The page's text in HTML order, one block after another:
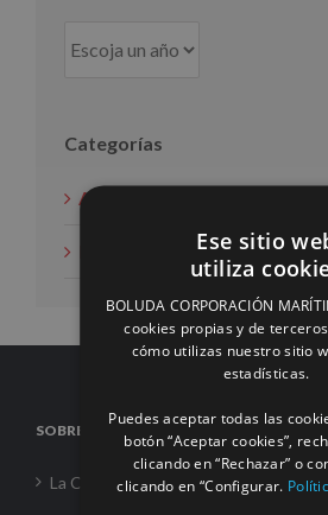
Categorías
Acción social
SOBRE NOSOTROS
La Corporación
Ese sitio
utiliza
BOLUDA CORPORACIÓN
cookies propias y de
cómo utilizas nuestro sitio
estadísticas.
Puedes aceptar todas las
botón “Aceptar cookies”,
clicando en “Rechazar” o
clicando en “Configurar.